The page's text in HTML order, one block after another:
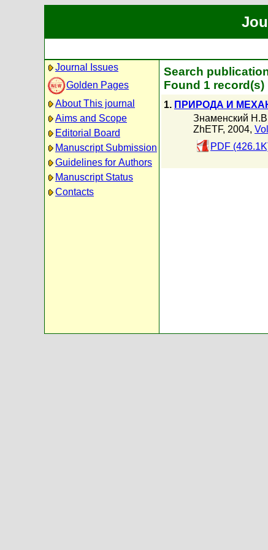
Journal Issues
Golden Pages
About This journal
Aims and Scope
Editorial Board
Manuscript Submission
Guidelines for Authors
Manuscript Status
Contacts
Search
Found 1 record(s)
1. ПРИРОДА И
Знаменский
ZhETF, 2004,
PDF